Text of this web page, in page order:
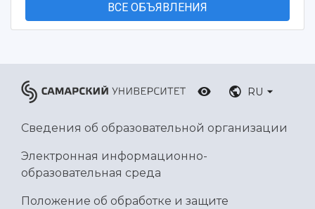
ВСЕ ОБЪЯВЛЕНИЯ
RU
Сведения об образовательной организации
Электронная информационно-
образовательная среда
Положение об обработке и защите